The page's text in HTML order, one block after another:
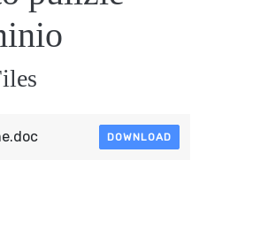
DOWNLOAD